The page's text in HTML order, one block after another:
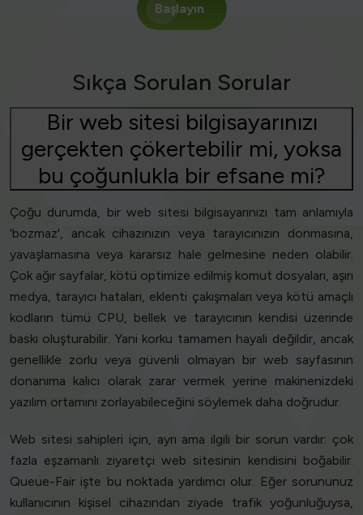
Başlayın
Sıkça Sorulan Sorular
Bir web sitesi bilgisayarınızı
gerçekten çökertebilir mi, yoksa
bu çoğunlukla bir efsane mi?
Çoğu durumda, bir web sitesi bilgisayarınızı tam anlamıyla
'bozmaz', ancak cihazınızın veya tarayıcınızın donmasına,
yavaşlamasına veya kararsız hale gelmesine neden olabilir.
Çok ağır sayfalar, kötü optimize edilmiş komut dosyaları, aşırı
medya, tarayıcı hataları, eklenti çakışmaları veya kötü amaçlı
kodların tümü CPU, bellek ve tarayıcının kendisi üzerinde
baskı oluşturabilir. Yani korku tamamen hayali değildir, ancak
genellikle zorlu veya güvenli olmayan bir web sayfasının
donanıma kalıcı olarak zarar vermek yerine makinenizdeki
yazılım ortamını zorlayabileceğini söylemek daha doğrudur.
Web sitesi sahipleri için, ayrı ama ilgili bir sorun vardır: çok
fazla eşzamanlı ziyaretçi web sitesinin kendisini boğabilir.
Queue-Fair işte bu noktada yardımcı olur. Eğer sorununuz
kullanıcının kişisel cihazından ziyade trafik yoğunluğuysa,